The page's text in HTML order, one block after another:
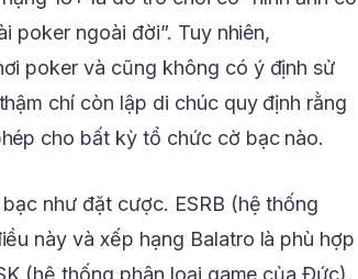
poker ngoài đời”. Tuy nhiên,
poker và cũng không có ý định sử
chí còn lập di chúc quy định rằng
cho bất kỳ tổ chức cờ bạc nào.
như đặt cược. ESRB (hệ thống
này và xếp hạng Balatro là phù hợp
(hệ thống phân loại game của Đức),